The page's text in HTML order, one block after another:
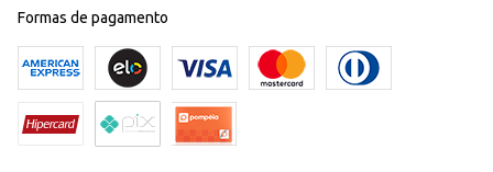
Formas de pagamento